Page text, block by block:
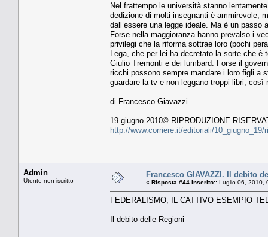
Nel frattempo le università stanno
dedizione di molti insegnanti è ammirevole,
dall’essere una legge ideale. Ma è un
Forse nella maggioranza hanno prevalso i
privilegi che la riforma sottrae loro (pochi
Lega, che per lei ha decretato la sorte che è
Giulio Tremonti e dei lumbard. Forse il
ricchi possono sempre mandare i loro figli a
guardare la tv e non leggano troppi libri, così
di Francesco Giavazzi
19 giugno 2010© RIPRODUZIONE
http://www.corriere.it/editoriali/
Admin
Utente non iscritto
Francesco GIAVAZZI. Il debito
« Risposta #44 inserito:: Luglio 06, 2010,
FEDERALISMO, IL CATTIVO ESEMPIO
Il debito delle Regioni